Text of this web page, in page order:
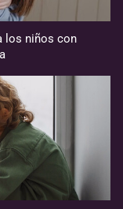
los niños con